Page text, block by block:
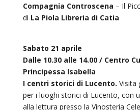
Compagnia Controscena – Il
di La Piola Libreria di Catia
Sabato 21 aprile
Dalle 10.30 alle 14.00 / Centro
Principessa Isabella
I centri storici di Lucento. Visita
per i luoghi storici di Lucento, con
alla lettura presso la Vinosteria